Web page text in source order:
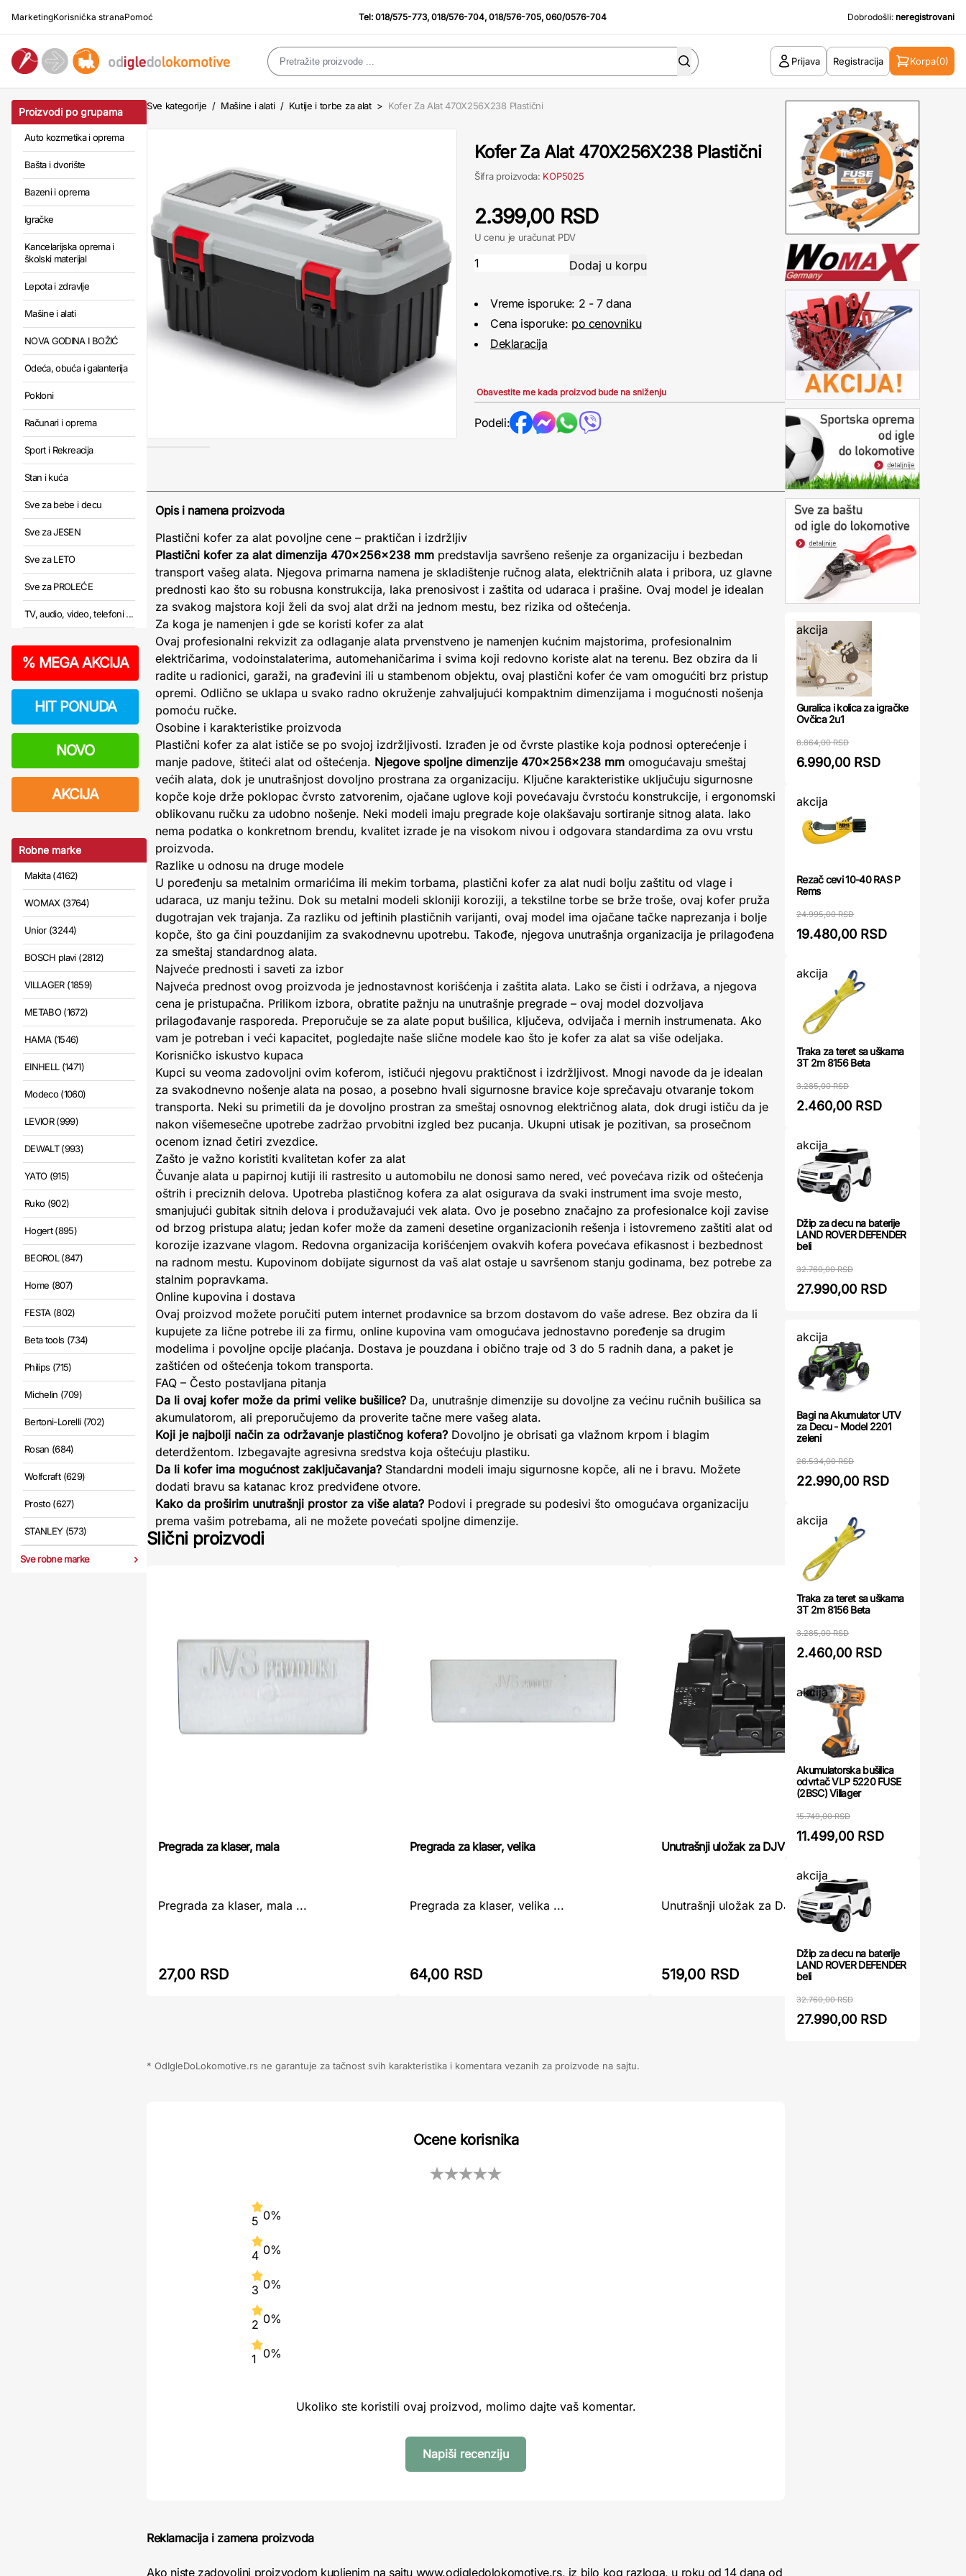
MarketingKorisnička stranaPomoć Tel:018/575-773,018/576-704,018/576-705,060/0576-704 Dobrodošli: neregistrovani
Prijava Registracija Korpa(0)
Proizvodi po grupama
Auto kozmetika i oprema
Bašta i dvorište
Bazeni i oprema
Igračke
Kancelarijska oprema i
školski materijal
Lepota i zdravlje
Mašine i alati
NOVA GODINA I BOŽIĆ
Odeća, obuća i galanterija
Pokloni
Računari i oprema
Sport i Rekreacija
Stan i kuća
Sve za bebe i decu
Sve za JESEN
Sve za LETO
Sve za PROLEĆE
TV, audio, video, telefoni ...
% MEGA AKCIJA
HIT PONUDA
NOVO
AKCIJA
Robne marke
Makita (4162)
WOMAX (3764)
Unior (3244)
BOSCH plavi (2812)
VILLAGER (1859)
METABO (1672)
HAMA (1546)
EINHELL (1471)
Modeco (1060)
LEVIOR (999)
DEWALT (993)
YATO (915)
Ruko (902)
Hogert (895)
BEOROL (847)
Home (807)
FESTA (802)
Beta tools (734)
Philips (715)
Michelin (709)
Bertoni-Lorelli (702)
Rosan (684)
Wolfcraft (629)
Prosto (627)
STANLEY (573)
Sve robne marke
Sve kategorije / Mašine i alati / Kutije i torbe za alat > Kofer Za Alat 470X256X238 Plastični
Kofer Za Alat 470X256X238 Plastični
Šifra proizvoda: KOP5025
2.399,00 RSD
U cenu je uračunat PDV
Vreme isporuke: 2 - 7 dana
Cena isporuke: po cenovniku
Deklaracija
Obavestite me kada proizvod bude na sniženju
Podeli:
Opis i namena proizvoda
Plastični kofer za alat povoljne cene – praktičan i izdržljiv
Plastični kofer za alat dimenzija 470x256x238 mm predstavlja savršeno rešenje za organizaciju i bezbedan
transport vašeg alata. Njegova primarna namena je skladištenje ručnog alata, električnih alata i pribora, uz glavne
prednosti kao što su robusna konstrukcija, laka prenosivost i zaštita od udaraca i prašine. Ovaj model je idealan
za svakog majstora koji želi da svoj alat drži na jednom mestu, bez rizika od oštećenja.
Za koga je namenjen i gde se koristi kofer za alat
Ovaj profesionalni rekvizit za odlaganje alata prvenstveno je namenjen kućnim majstorima, profesionalnim
električarima, vodoinstalaterima, automehaničarima i svima koji redovno koriste alat na terenu. Bez obzira da li
radite u radionici, garaži, na građevini ili u stambenom objektu, ovaj plastični kofer će vam omogućiti brz pristup
opremi. Odlično se uklapa u svako radno okruženje zahvaljujući kompaktnim dimenzijama i mogućnosti nošenja
pomoću ručke.
Osobine i karakteristike proizvoda
Plastični kofer za alat ističe se po svojoj izdržljivosti. Izrađen je od čvrste plastike koja podnosi opterećenje i
manje padove, štiteći alat od oštećenja. Njegove spoljne dimenzije 470x256x238 mm omogućavaju smeštaj
većih alata, dok je unutrašnjost dovoljno prostrana za organizaciju. Ključne karakteristike uključuju sigurnosne
kopče koje drže poklopac čvrsto zatvorenim, ojačane uglove koji povećavaju čvrstoću konstrukcije, i ergonomski
oblikovanu ručku za udobno nošenje. Neki modeli imaju pregrade koje olakšavaju sortiranje sitnog alata. Iako
nema podatka o konkretnom brendu, kvalitet izrade je na visokom nivou i odgovara standardima za ovu vrstu
proizvoda.
Razlike u odnosu na druge modele
U poređenju sa metalnim ormarićima ili mekim torbama, plastični kofer za alat nudi bolju zaštitu od vlage i
udaraca, uz manju težinu. Dok su metalni modeli skloniji koroziji, a tekstilne torbe se brže troše, ovaj kofer pruža
dugotrajan vek trajanja. Za razliku od jeftinih plastičnih varijanti, ovaj model ima ojačane tačke naprezanja i bolje
kopče, što ga čini pouzdanijim za svakodnevnu upotrebu. Takođe, njegova unutrašnja organizacija je prilagođena
za smeštaj standardnog alata.
Najveće prednosti i saveti za izbor
Najveća prednost ovog proizvoda je jednostavnost korišćenja i zaštita alata. Lako se čisti i održava, a njegova
cena je pristupačna. Prilikom izbora, obratite pažnju na unutrašnje pregrade – ovaj model dozvoljava
prilagođavanje rasporeda. Preporučuje se za alate poput bušilica, ključeva, odvijača i mernih instrumenata. Ako
vam je potreban i veći kapacitet, pogledajte naše slične modele kao što je kofer za alat sa više odeljaka.
Korisničko iskustvo kupaca
Kupci su veoma zadovoljni ovim koferom, ističući njegovu praktičnost i izdržljivost. Mnogi navode da je idealan
za svakodnevno nošenje alata na posao, a posebno hvali sigurnosne bravice koje sprečavaju otvaranje tokom
transporta. Neki su primetili da je dovoljno prostran za smeštaj osnovnog električnog alata, dok drugi ističu da je
nakon višemesečne upotrebe zadržao prvobitni izgled bez pucanja. Ukupni utisak je pozitivan, sa prosečnom
ocenom iznad četiri zvezdice.
Zašto je važno koristiti kvalitetan kofer za alat
Čuvanje alata u papirnoj kutiji ili rastresito u automobilu ne donosi samo nered, već povećava rizik od oštećenja
oštrih i preciznih delova. Upotreba plastičnog kofera za alat osigurava da svaki instrument ima svoje mesto,
smanjujući gubitak sitnih delova i produžavajući vek alata. Ovo je posebno značajno za profesionalce koji zavise
od brzog pristupa alatu; jedan kofer može da zameni desetine organizacionih rešenja i istovremeno zaštiti alat od
korozije izazvane vlagom. Redovna organizacija korišćenjem ovakvih kofera povećava efikasnost i bezbednost
na radnom mestu. Kupovinom dobijate sigurnost da vaš alat ostaje u savršenom stanju godinama, bez potrebe za
stalnim popravkama.
Online kupovina i dostava
Ovaj proizvod možete poručiti putem internet prodavnice sa brzom dostavom do vaše adrese. Bez obzira da li
kupujete za lične potrebe ili za firmu, online kupovina vam omogućava jednostavno poređenje sa drugim
modelima i povoljne opcije plaćanja. Dostava je pouzdana i obično traje od 3 do 5 radnih dana, a paket je
zaštićen od oštećenja tokom transporta.
FAQ – Često postavljana pitanja
Da li ovaj kofer može da primi velike bušilice? Da, unutrašnje dimenzije su dovoljne za većinu ručnih bušilica sa
akumulatorom, ali preporučujemo da proverite tačne mere vašeg alata.
Koji je najbolji način za održavanje plastičnog kofera? Dovoljno je obrisati ga vlažnom krpom i blagim
deterdžentom. Izbegavajte agresivna sredstva koja oštećuju plastiku.
Da li kofer ima mogućnost zaključavanja? Standardni modeli imaju sigurnosne kopče, ali ne i bravu. Možete
dodati bravu sa katanac kroz predviđene otvore.
Kako da proširim unutrašnji prostor za više alata? Podovi i pregrade su podesivi što omogućava organizaciju
prema vašim potrebama, ali ne možete povećati spoljne dimenzije.
Slični proizvodi
Pregrada za klaser, mala
Pregrada za klaser, mala ...
27,00 RSD
Pregrada za klaser, velika
Pregrada za klaser, velika ...
64,00 RSD
Unutrašnji uložak za DJV185 Makita
Unutrašnji uložak za DJV185 Makita ...
519,00 RSD
* OdIgleDoLokomotive.rs ne garantuje za tačnost svih karakteristika i komentara vezanih za proizvode na sajtu.
Ocene korisnika
5 0%
4 0%
3 0%
2 0%
1 0%
Ukoliko ste koristili ovaj proizvod, molimo dajte vaš komentar.
Napiši recenziju
Reklamacija i zamena proizvoda
Ako niste zadovoljni proizvodom kupljenim na sajtu www.odigledolokomotive.rs, iz bilo kog razloga, u roku od 14 dana od
akcija
Guralica i kolica za igračke
Ovčica 2u1
8.864,00 RSD
6.990,00 RSD
akcija
Rezač cevi 10-40 RAS P
Rems
24.995,00 RSD
19.480,00 RSD
akcija
Traka za teret sa uškama
3T 2m 8156 Beta
3.285,00 RSD
2.460,00 RSD
akcija
Džip za decu na baterije
LAND ROVER DEFENDER
beli
32.760,00 RSD
27.990,00 RSD
akcija
Bagi na Akumulator UTV
za Decu - Model 2201
zeleni
26.534,00 RSD
22.990,00 RSD
akcija
Traka za teret sa uškama
3T 2m 8156 Beta
3.285,00 RSD
2.460,00 RSD
akcija
Akumulatorska bušilica
odvrtač VLP 5220 FUSE
(2BSC) Villager
15.749,00 RSD
11.499,00 RSD
akcija
Džip za decu na baterije
LAND ROVER DEFENDER
beli
32.760,00 RSD
27.990,00 RSD